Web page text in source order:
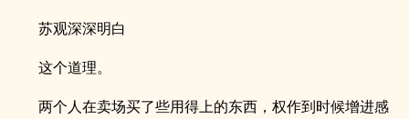
苏观深深明白
这个道理。
两个人在卖场买了些用得上的东西，权作到时候增进感